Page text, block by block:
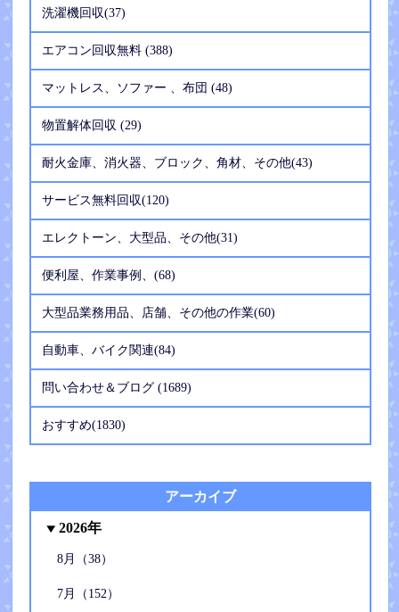
洗濯機回収(37)
エアコン回収無料 (388)
マットレス、ソファー 、布団 (48)
物置解体回収 (29)
耐火金庫、消火器、ブロック、角材、その他(43)
サービス無料回収(120)
エレクトーン、大型品、その他(31)
便利屋、作業事例、(68)
大型品業務用品、店舗、その他の作業(60)
自動車、バイク関連(84)
問い合わせ＆ブログ (1689)
おすすめ(1830)
アーカイブ
2026年
8月（38）
7月（152）